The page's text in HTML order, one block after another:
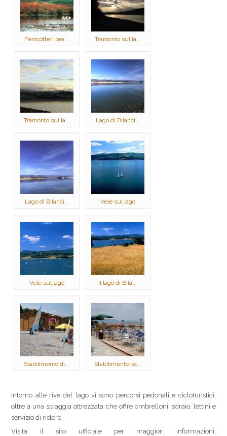
Fenicotteri pre... Tramonto sul la...
Tramonto sul la... Lago di Bilanci...
Lago di Bilanci... Vele sul lago
Vele sul lago Il lago di Bila...
Stabilimento di... Stabilimento ba...
Intorno alle rive del lago vi sono percorsi pedonali e cicloturistici,
oltre a una spiaggia attrezzata che offre ombrelloni, sdraio, lettini e
servizio di ristoro.
Visita il sito ufficiale per maggiori informazioni: